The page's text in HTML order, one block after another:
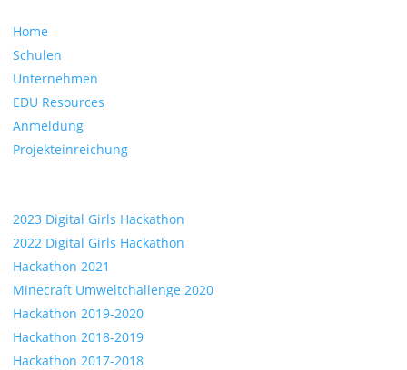
Home
Schulen
Unternehmen
EDU Resources
Anmeldung
Projekteinreichung
2023 Digital Girls Hackathon
2022 Digital Girls Hackathon
Hackathon 2021
Minecraft Umweltchallenge 2020
Hackathon 2019-2020
Hackathon 2018-2019
Hackathon 2017-2018